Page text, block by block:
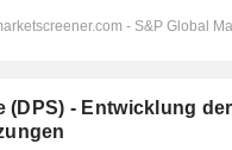
(DPS) - Entwicklung der